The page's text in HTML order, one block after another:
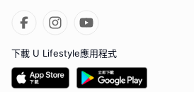
下載 U Lifestyle應用程式